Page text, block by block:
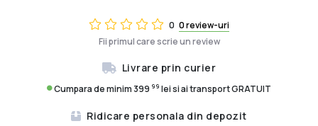
0 0 review-uri
Fii primul care scrie un review
Livrare prin curier
Cumpara de minim 399 99 lei si ai transport GRATUIT
Ridicare personala din depozit